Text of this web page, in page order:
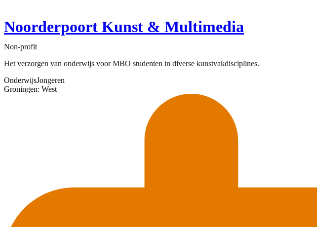
Noorderpoort Kunst & Multimedia
Non-profit
Het verzorgen van onderwijs voor MBO studenten in diverse kunstvakdisciplines.
OnderwijsJongeren
Groningen: West